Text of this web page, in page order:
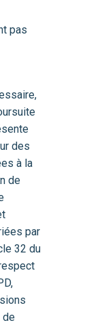
pas
des
à la
de
par
32 du
de